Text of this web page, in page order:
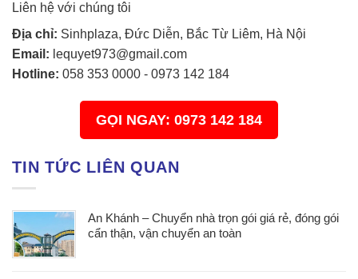
Liên hệ với chúng tôi
Địa chỉ: Sinhplaza, Đức Diễn, Bắc Từ Liêm, Hà Nội
Email: lequyet973@gmail.com
Hotline: 058 353 0000 - 0973 142 184
GỌI NGAY: 0973 142 184
TIN TỨC LIÊN QUAN
An Khánh – Chuyển nhà trọn gói giá rẻ, đóng gói
cẩn thận, vận chuyển an toàn